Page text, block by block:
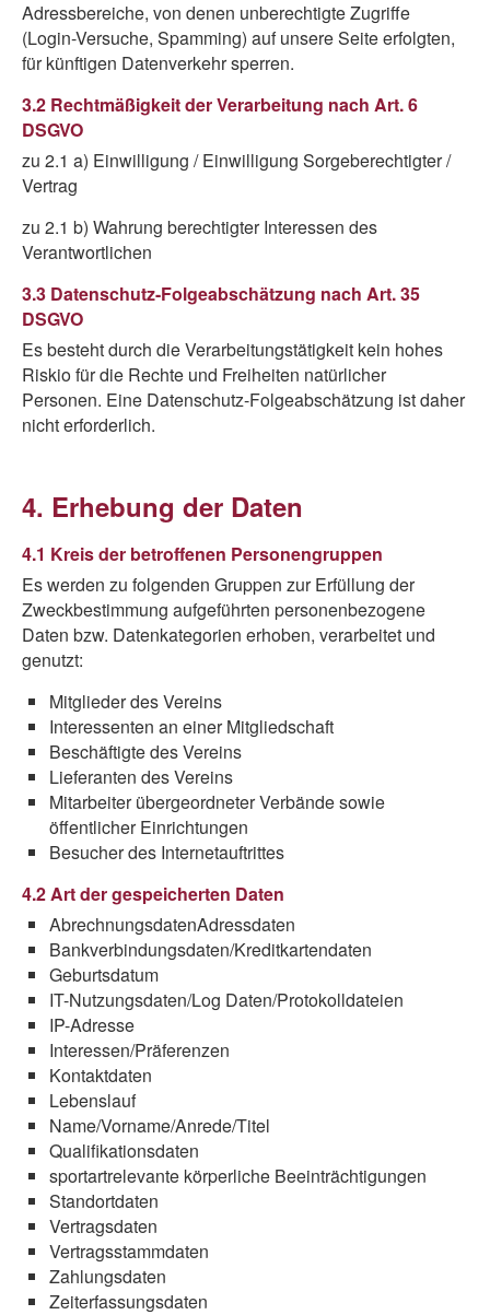
Adressbereiche, von denen unberechtigte Zugriffe
(Login-Versuche, Spamming) auf unsere Seite erfolgten,
für künftigen Datenverkehr sperren.
3.2 Rechtmäßigkeit der Verarbeitung nach Art. 6
DSGVO
zu 2.1 a) Einwilligung / Einwilligung Sorgeberechtigter /
Vertrag
zu 2.1 b) Wahrung berechtigter Interessen des
Verantwortlichen
3.3 Datenschutz-Folgeabschätzung nach Art. 35
DSGVO
Es besteht durch die Verarbeitungstätigkeit kein hohes
Riskio für die Rechte und Freiheiten natürlicher
Personen. Eine Datenschutz-Folgeabschätzung ist daher
nicht erforderlich.
4. Erhebung der Daten
4.1 Kreis der betroffenen Personengruppen
Es werden zu folgenden Gruppen zur Erfüllung der
Zweckbestimmung aufgeführten personenbezogene
Daten bzw. Datenkategorien erhoben, verarbeitet und
genutzt:
Mitglieder des Vereins
Interessenten an einer Mitgliedschaft
Beschäftigte des Vereins
Lieferanten des Vereins
Mitarbeiter übergeordneter Verbände sowie
öffentlicher Einrichtungen
Besucher des Internetauftrittes
4.2 Art der gespeicherten Daten
AbrechnungsdatenAdressdaten
Bankverbindungsdaten/Kreditkartendaten
Geburtsdatum
IT-Nutzungsdaten/Log Daten/Protokolldateien
IP-Adresse
Interessen/Präferenzen
Kontaktdaten
Lebenslauf
Name/Vorname/Anrede/Titel
Qualifikationsdaten
sportartrelevante körperliche Beeinträchtigungen
Standortdaten
Vertragsdaten
Vertragsstammdaten
Zahlungsdaten
Zeiterfassungsdaten